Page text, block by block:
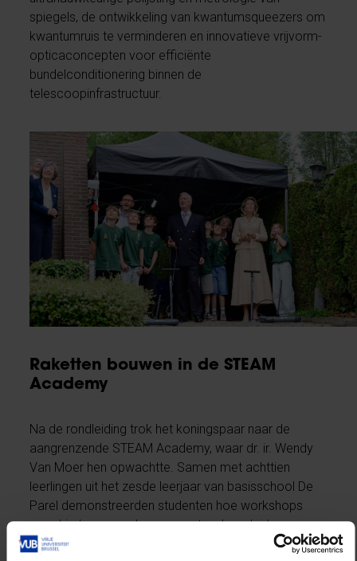
spiegels, de ontwikkeling van kwantumsqueezers om
kwantumruis te verminderen en innovatieve vrijvorm-
opticaconcepten voor efficiënte
bundelconditionering binnen de
telescoopinfrastructuur.
Raketten bouwen in de STEAM
Academy
Na de rondleiding trok het koningspaar naar de
aangrenzende STEAM Academy, waar dr. ir. Wendy
Van Moer hen opwachtte. Samen met achttien
leerlingen uit het zesde leerjaar van basisschool De
Parel demonstreerden studenten hoe workshops
voor kinderen worden opgezet en begeleid.